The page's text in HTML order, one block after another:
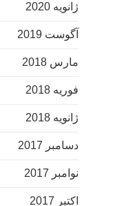
ژانویه 2020
آگوست 2019
مارس 2018
فوریه 2018
ژانویه 2018
دسامبر 2017
نوامبر 2017
اکتبر 2017